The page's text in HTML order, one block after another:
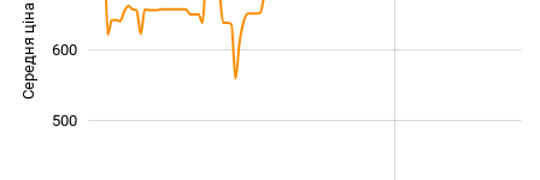
Середня ціна 450
500
600